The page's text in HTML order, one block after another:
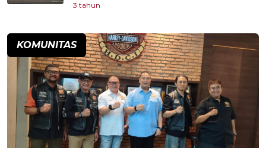
3 tahun
KOMUNITAS